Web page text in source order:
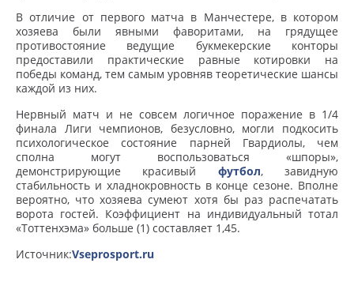
В отличие от первого матча в Манчестере, в котором
хозяева были явными фаворитами, на грядущее
противостояние ведущие букмекерские конторы
предоставили практические равные котировки на
победы команд, тем самым уровняв теоретические шансы
каждой из них.
Нервный матч и не совсем логичное поражение в 1/4
финала Лиги чемпионов, безусловно, могли подкосить
психологическое состояние парней Гвардиолы, чем
сполна могут воспользоваться «шпоры»,
демонстрирующие красивый футбол, завидную
стабильность и хладнокровность в конце сезоне. Вполне
вероятно, что хозяева сумеют хотя бы раз распечатать
ворота гостей. Коэффициент на индивидуальный тотал
«Тоттенхэма» больше (1) составляет 1,45.
Источник:Vseprosport.ru